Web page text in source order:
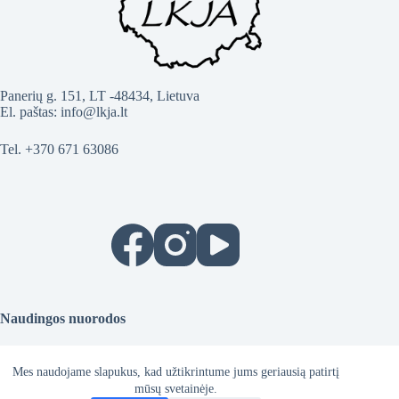
Mes naudojame slapukus, kad užtikrintume jums geriausią patirtį
mūsų svetainėje.
Panerių g. 151, LT -48434, Lietuva
El. paštas: info@lkja.lt
Tel. +370 671 63086
Naudingos nuorodos
Gestų ženklas